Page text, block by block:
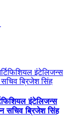
इंटेलिजन्स
ब्रिजेश सिंह